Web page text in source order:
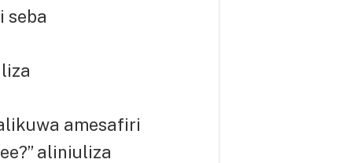
seba
amesafiri
aliniuliza